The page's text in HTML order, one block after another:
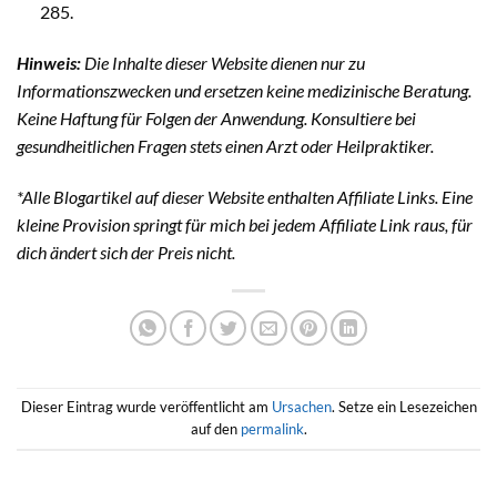
285.
Hinweis: Die Inhalte dieser Website dienen nur zu
Informationszwecken und ersetzen keine medizinische Beratung.
Keine Haftung für Folgen der Anwendung. Konsultiere bei
gesundheitlichen Fragen stets einen Arzt oder Heilpraktiker.
*Alle Blogartikel auf dieser Website enthalten Affiliate Links. Eine
kleine Provision springt für mich bei jedem Affiliate Link raus, für
dich ändert sich der Preis nicht.
Dieser Eintrag wurde veröffentlicht am Ursachen. Setze ein Lesezeichen
auf den permalink.